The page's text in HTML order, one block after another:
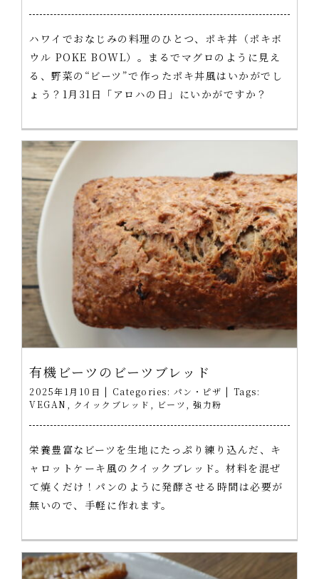
ハワイでおなじみの料理のひとつ、ポキ丼（ポキボ
ウル POKE BOWL）。まるでマグロのように見え
る、野菜の“ビーツ”で作ったポキ丼風はいかがでし
ょう？1月31日「アロハの日」にいかがですか？
有機ビーツのビーツブレッド
2025年1月10日 | Categories: パン・ピザ | Tags:
VEGAN
クイックブレッド ビーツ 強力粉
栄養豊富なビーツを生地にたっぷり練り込んだ、キ
ャロットケーキ風のクイックブレッド。材料を混ぜ
て焼くだけ！パンのように発酵させる時間は必要が
無いので、手軽に作れます。